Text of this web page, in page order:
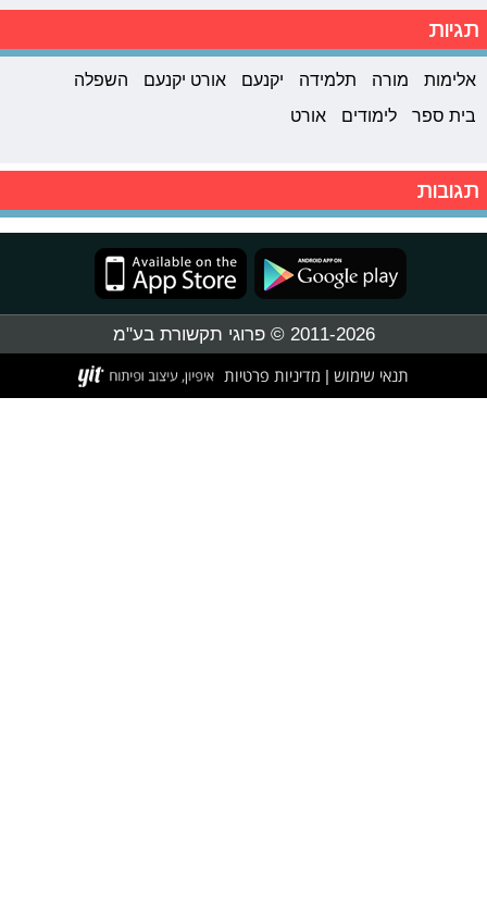
תגיות
אלימות מורה תלמידה יקנעם אורט יקנעם
השפלה
בית ספר
לימודים אורט
תגובות
2011-2026 © פרוגי תקשורת בע"מ
תנאי שימוש מדיניות פרטיות